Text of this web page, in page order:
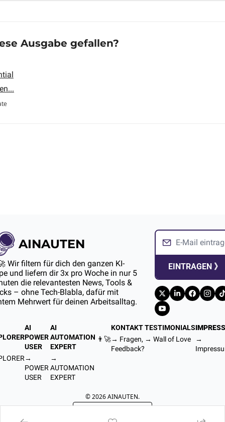
Ausgabe gefallen?
AINAUTEN
Wir filtern für dich den ganzen KI-
und liefern dir 3x pro Woche in nur 5
die relevantesten News, Tools &
– ohne Tech-Blabla, dafür mit
Mehrwert für deinen Arbeitsalltag.
EINTRAGEN 》
AI
POWER
USER
→
POWER
USER
AI
AUTOMATION
EXPERT
→
AUTOMATION
EXPERT
👨‍🚀
KONTAKT
→ Fragen,
Feedback?
TESTIMONIALS
→ Wall of Love
→
© 2026 AINAUTEN.